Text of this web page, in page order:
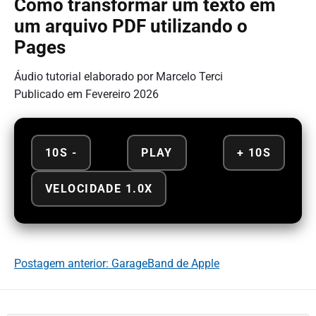
Como transformar um texto em
um arquivo PDF utilizando o
Pages
Áudio tutorial elaborado por Marcelo Terci
Publicado em Fevereiro 2026
10S - PLAY + 10S
VELOCIDADE 1.0X
Postagem anterior: GarageBand de Apple